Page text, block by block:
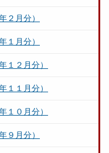
２月分）
１月分）
１２月分）
１１月分）
１０月分）
９月分）